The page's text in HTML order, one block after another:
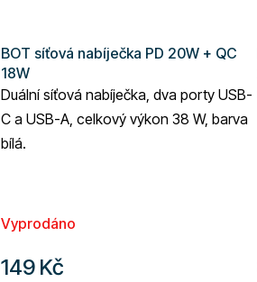
BOT síťová nabíječka PD 20W + QC
18W
Duální síťová nabíječka, dva porty USB-
C a USB-A, celkový výkon 38 W, barva
bílá.
Vyprodáno
149 Kč